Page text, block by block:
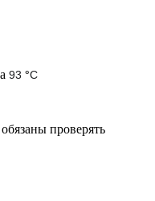
93 °C
проверять